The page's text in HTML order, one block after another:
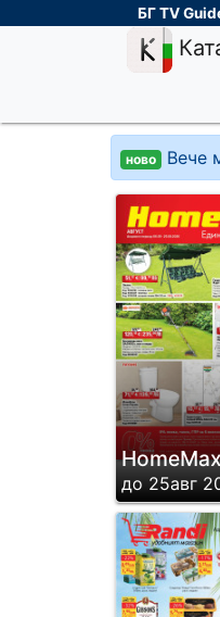
БГ TV
ново Вече
до 25авг